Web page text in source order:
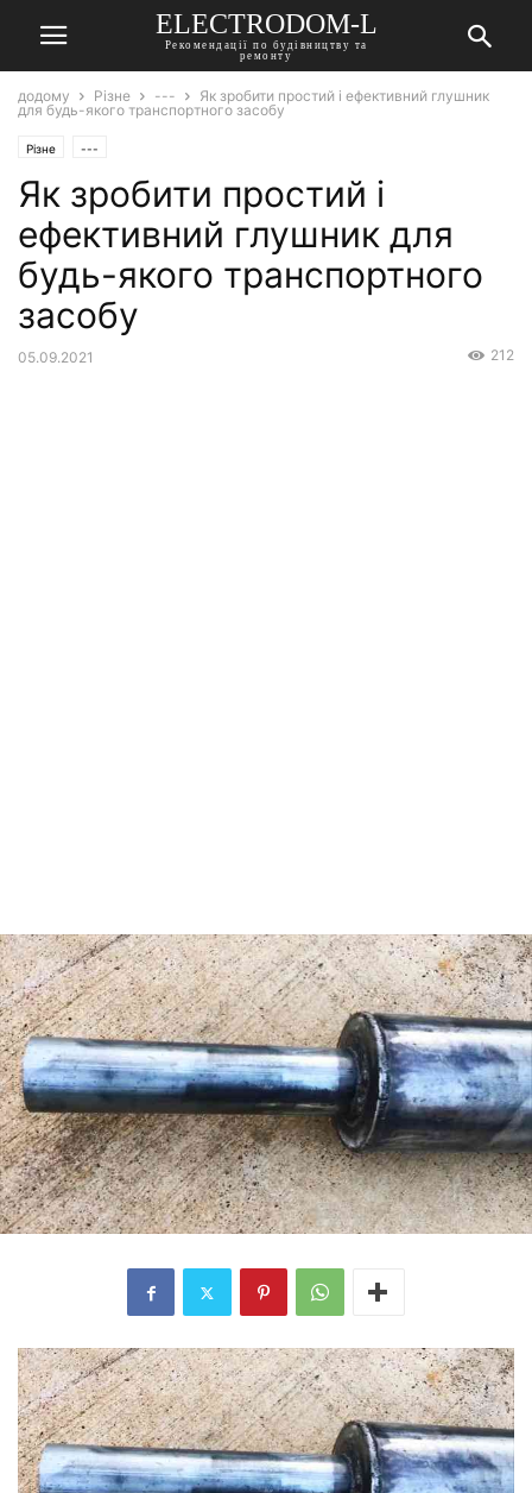
ELECTRODOM-L
Рекомендації по будівництву та
ремонту
додому Різне ---
Як зробити простий і ефективний глушник
для будь-якого транспортного засобу
Різне ---
Як зробити простий і
ефективний глушник для
будь-якого транспортного
засобу
05.09.2021 212